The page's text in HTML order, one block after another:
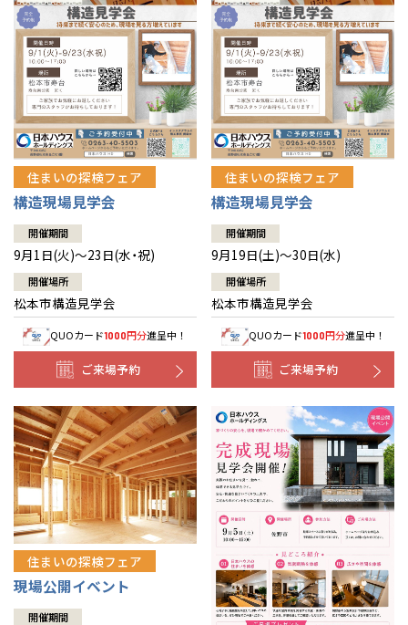
住まいの探検フェア
構造現場見学会
開催期間
9月1日(火)～23日(水・祝)
開催場所
松本市構造見学会
QUOカード1000円分進呈中！
ご来場予約
住まいの探検フェア
構造現場見学会
開催期間
9月19日(土)～30日(水)
開催場所
松本市構造見学会
QUOカード1000円分進呈中！
ご来場予約
住まいの探検フェア
現場公開イベント
開催期間